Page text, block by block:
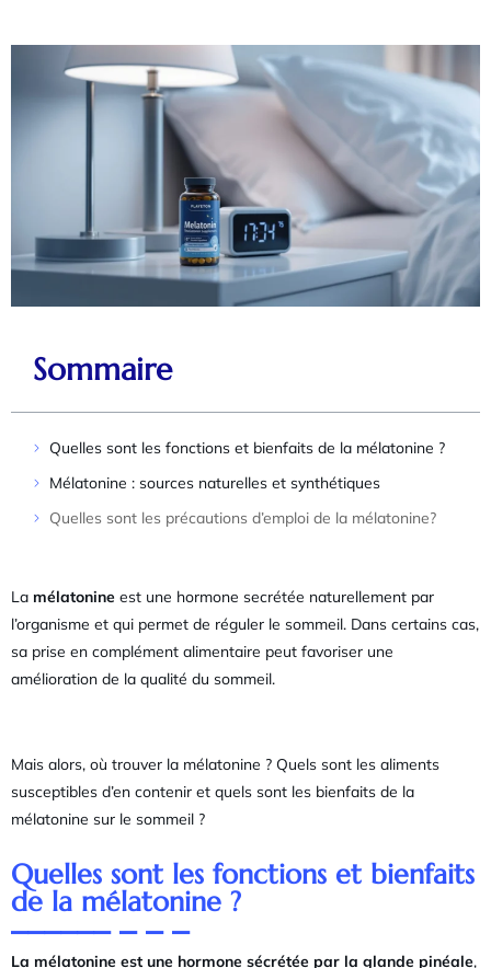
Sommaire
Quelles sont les fonctions et bienfaits de la mélatonine ?
Mélatonine : sources naturelles et synthétiques
Quelles sont les précautions d’emploi de la mélatonine?
La mélatonine est une hormone secrétée naturellement par
l’organisme et qui permet de réguler le sommeil. Dans certains cas,
sa prise en complément alimentaire peut favoriser une
amélioration de la qualité du sommeil.
Mais alors, où trouver la mélatonine ? Quels sont les aliments
susceptibles d’en contenir et quels sont les bienfaits de la
mélatonine sur le sommeil ?
Quelles sont les fonctions et bienfaits
de la mélatonine ?
La mélatonine est une hormone sécrétée par la glande pinéale,